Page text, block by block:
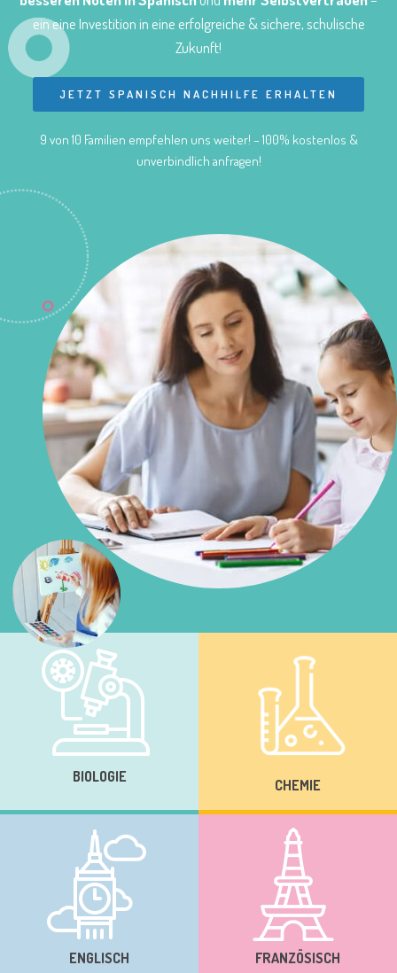
ein eine Investition in eine erfolgreiche & sichere, schulische
Zukunft!
JETZT SPANISCH NACHHILFE ERHALTEN
9 von 10 Familien empfehlen uns weiter! – 100% kostenlos &
unverbindlich anfragen!
BIOLOGIE CHEMIE
ENGLISCH FRANZÖSISCH